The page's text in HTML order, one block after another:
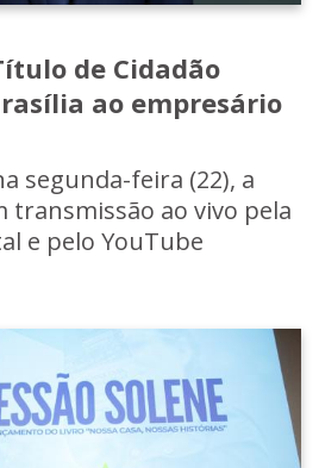
de Cidadão
ao empresário
segunda-feira (22), a
transmissão ao vivo pela
e pelo YouTube